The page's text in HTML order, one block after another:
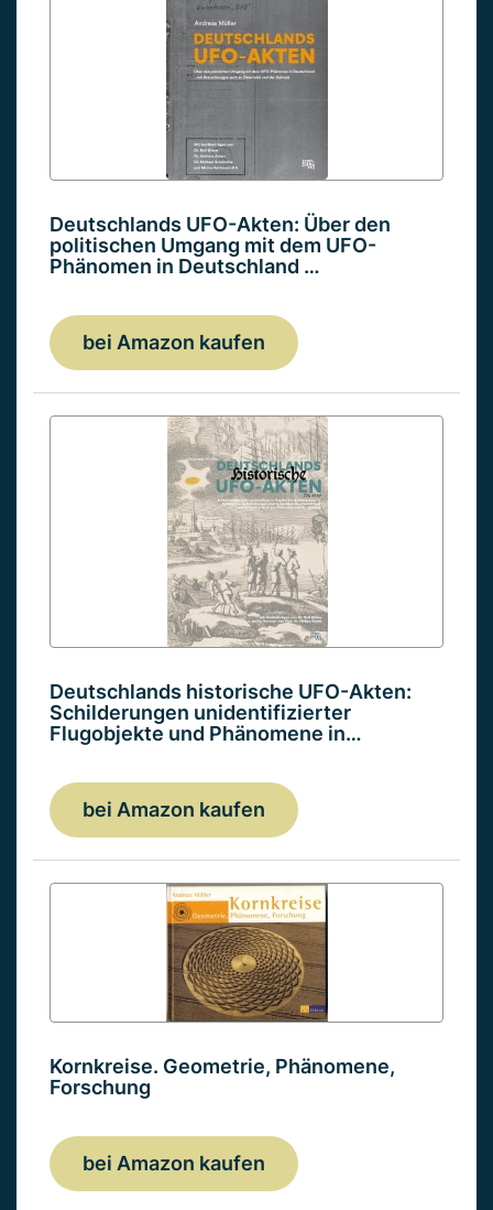
Deutschlands UFO-Akten: Über den
politischen Umgang mit dem UFO-
Phänomen in Deutschland …
bei Amazon kaufen
Deutschlands historische UFO-Akten:
Schilderungen unidentifizierter
Flugobjekte und Phänomene in…
bei Amazon kaufen
Kornkreise. Geometrie, Phänomene,
Forschung
bei Amazon kaufen